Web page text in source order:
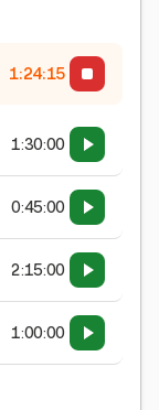
1:24:15
1:30:00
0:45:00
2:15:00
1:00:00